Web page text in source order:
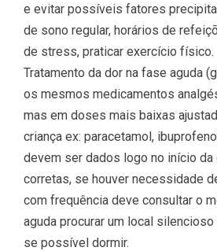
e evitar possíveis fatores
de sono regular, horários de
de stress, praticar exercí­cio fí­sico.
Tratamento da dor na fase aguda
os mesmos medicamentos
mas em doses mais baixas
criança ex: paracetamol,
devem ser dados logo no iní­cio
corretas, se houver necessidade
com frequência deve consultar o
aguda procurar um local
se possí­vel dormir.